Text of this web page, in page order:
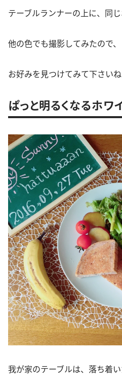
テーブルランナーの上に、同
他の色でも撮影してみたので、
お好みを見つけてみて下さいね
ぱっと明るくなるホワ
我が家のテーブルは、落ち着